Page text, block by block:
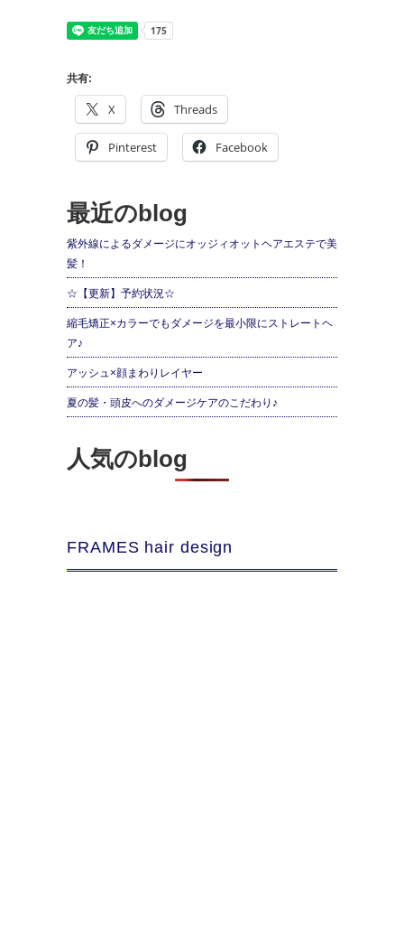
共有:
X Threads
Pinterest Facebook
最近のblog
紫外線によるダメージにオッジィオットヘアエステで美
髪！
☆【更新】予約状況☆
縮毛矯正×カラーでもダメージを最小限にストレートヘ
ア♪
アッシュ×顔まわりレイヤー
夏の髪・頭皮へのダメージケアのこだわり♪
人気のblog
FRAMES hair design